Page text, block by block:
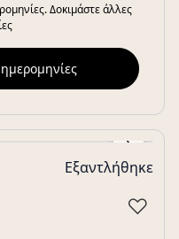
Δοκιμάστε άλλες
›
Εξαντλήθηκε
♡